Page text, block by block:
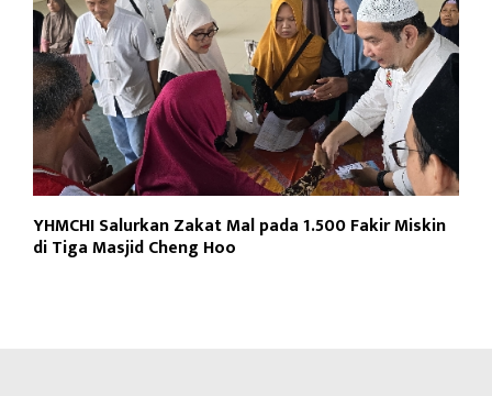
YHMCHI Salurkan Zakat Mal pada 1.500 Fakir Miskin
di Tiga Masjid Cheng Hoo